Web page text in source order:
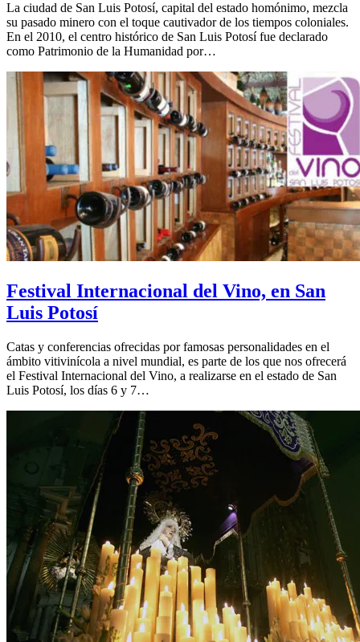
La ciudad de San Luis Potosí, capital del estado homónimo, mezcla
su pasado minero con el toque cautivador de los tiempos coloniales.
En el 2010, el centro histórico de San Luis Potosí fue declarado
como Patrimonio de la Humanidad por…
Festival Internacional del Vino, en San
Luis Potosí
Catas y conferencias ofrecidas por famosas personalidades en el
ámbito vitivinícola a nivel mundial, es parte de los que nos ofrecerá
el Festival Internacional del Vino, a realizarse en el estado de San
Luis Potosí, los días 6 y 7…